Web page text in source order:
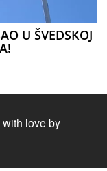
U ŠVEDSKOJ
with love by